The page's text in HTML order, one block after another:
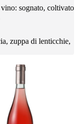
sognato, coltivato
zuppa di lenticchie,